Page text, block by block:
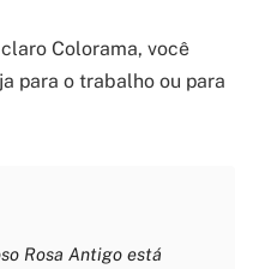
Colorama, você
para o trabalho ou para
Rosa Antigo está